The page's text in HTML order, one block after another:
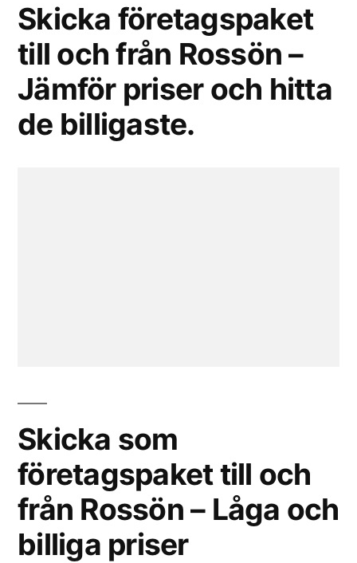
Skicka företagspaket
till och från Rossön –
Jämför priser och hitta
de billigaste.
Skicka som
företagspaket till och
från Rossön – Låga och
billiga priser